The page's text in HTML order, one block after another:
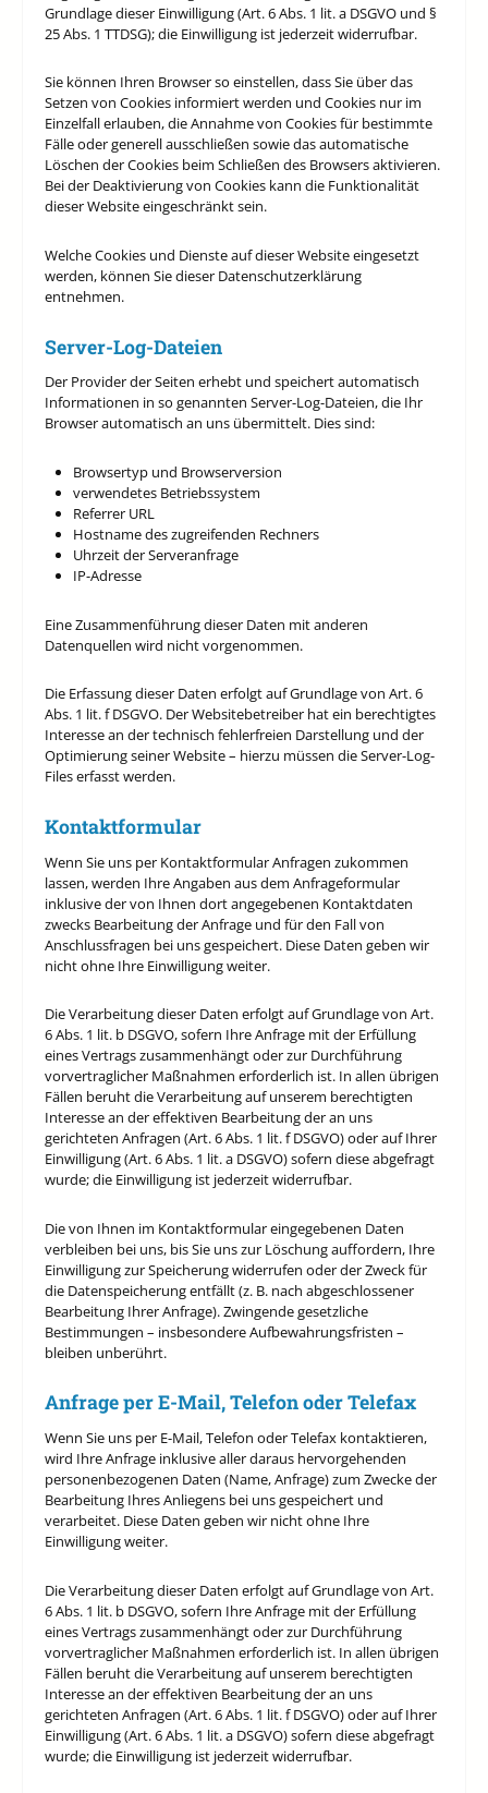
Grundlage dieser Einwilligung (Art. 6 Abs. 1 lit. a DSGVO und §
25 Abs. 1 TTDSG); die Einwilligung ist jederzeit widerrufbar.
Sie können Ihren Browser so einstellen, dass Sie über das
Setzen von Cookies informiert werden und Cookies nur im
Einzelfall erlauben, die Annahme von Cookies für bestimmte
Fälle oder generell ausschließen sowie das automatische
Löschen der Cookies beim Schließen des Browsers aktivieren.
Bei der Deaktivierung von Cookies kann die Funktionalität
dieser Website eingeschränkt sein.
Welche Cookies und Dienste auf dieser Website eingesetzt
werden, können Sie dieser Datenschutzerklärung
entnehmen.
Server-Log-Dateien
Der Provider der Seiten erhebt und speichert automatisch
Informationen in so genannten Server-Log-Dateien, die Ihr
Browser automatisch an uns übermittelt. Dies sind:
Browsertyp und Browserversion
verwendetes Betriebssystem
Referrer URL
Hostname des zugreifenden Rechners
Uhrzeit der Serveranfrage
IP-Adresse
Eine Zusammenführung dieser Daten mit anderen
Datenquellen wird nicht vorgenommen.
Die Erfassung dieser Daten erfolgt auf Grundlage von Art. 6
Abs. 1 lit. f DSGVO. Der Websitebetreiber hat ein berechtigtes
Interesse an der technisch fehlerfreien Darstellung und der
Optimierung seiner Website – hierzu müssen die Server-Log-
Files erfasst werden.
Kontaktformular
Wenn Sie uns per Kontaktformular Anfragen zukommen
lassen, werden Ihre Angaben aus dem Anfrageformular
inklusive der von Ihnen dort angegebenen Kontaktdaten
zwecks Bearbeitung der Anfrage und für den Fall von
Anschlussfragen bei uns gespeichert. Diese Daten geben wir
nicht ohne Ihre Einwilligung weiter.
Die Verarbeitung dieser Daten erfolgt auf Grundlage von Art.
6 Abs. 1 lit. b DSGVO, sofern Ihre Anfrage mit der Erfüllung
eines Vertrags zusammenhängt oder zur Durchführung
vorvertraglicher Maßnahmen erforderlich ist. In allen übrigen
Fällen beruht die Verarbeitung auf unserem berechtigten
Interesse an der effektiven Bearbeitung der an uns
gerichteten Anfragen (Art. 6 Abs. 1 lit. f DSGVO) oder auf Ihrer
Einwilligung (Art. 6 Abs. 1 lit. a DSGVO) sofern diese abgefragt
wurde; die Einwilligung ist jederzeit widerrufbar.
Die von Ihnen im Kontaktformular eingegebenen Daten
verbleiben bei uns, bis Sie uns zur Löschung auffordern, Ihre
Einwilligung zur Speicherung widerrufen oder der Zweck für
die Datenspeicherung entfällt (z. B. nach abgeschlossener
Bearbeitung Ihrer Anfrage). Zwingende gesetzliche
Bestimmungen – insbesondere Aufbewahrungsfristen –
bleiben unberührt.
Anfrage per E-Mail, Telefon oder Telefax
Wenn Sie uns per E-Mail, Telefon oder Telefax kontaktieren,
wird Ihre Anfrage inklusive aller daraus hervorgehenden
personenbezogenen Daten (Name, Anfrage) zum Zwecke der
Bearbeitung Ihres Anliegens bei uns gespeichert und
verarbeitet. Diese Daten geben wir nicht ohne Ihre
Einwilligung weiter.
Die Verarbeitung dieser Daten erfolgt auf Grundlage von Art.
6 Abs. 1 lit. b DSGVO, sofern Ihre Anfrage mit der Erfüllung
eines Vertrags zusammenhängt oder zur Durchführung
vorvertraglicher Maßnahmen erforderlich ist. In allen übrigen
Fällen beruht die Verarbeitung auf unserem berechtigten
Interesse an der effektiven Bearbeitung der an uns
gerichteten Anfragen (Art. 6 Abs. 1 lit. f DSGVO) oder auf Ihrer
Einwilligung (Art. 6 Abs. 1 lit. a DSGVO) sofern diese abgefragt
wurde; die Einwilligung ist jederzeit widerrufbar.